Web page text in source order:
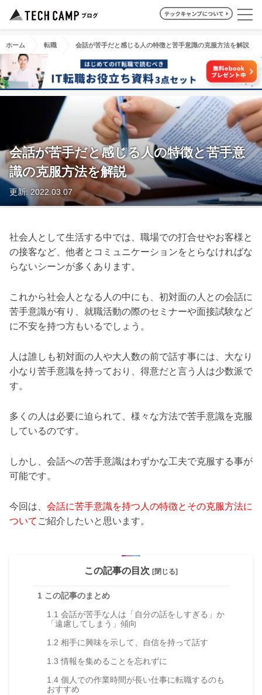
ホーム 転職 会話が苦手だと感じる人の特徴と苦手意識の克服方法を解説
会話が苦手だと感じる人の特徴と苦手意
識の克服方法を解説
更新: 2022.03.07
社会人として生活する中では、職場での打合せやお客様と
の接客など、他者とコミュニケーションをとらなければな
らないシーンが多くあります。
これから社会人となる人の中にも、初対面の人との会話に
苦手意識が有り、就職活動の際のセミナーや面接試験など
に不安を持つ方もいるでしょう。
人は誰しも初対面の人や大人数の前で話す事には、大なり
小なり苦手意識を持っており、得意だと言う人は少数派で
す。
多くの人は必要に迫られて、様々な方法で苦手意識を克服
しているのです。
しかし、会話への苦手意識はわずかな工夫で克服する事が
可能です。
今回は、 会話に苦手意識を持つ人の特徴とその克服方法に
ついて ご紹介したいと思います。
この記事の目次 [閉じる]
1 この記事のまとめ
1.1 会話が苦手な人は「自分の話をしすぎる」か
「遠慮してしまう」傾向
1.2 相手に興味を示して、自信を持って話す
1.3 情報を集めることを忘れずに
1.4 個人での作業時間が長い仕事に転職するのも
おすすめ